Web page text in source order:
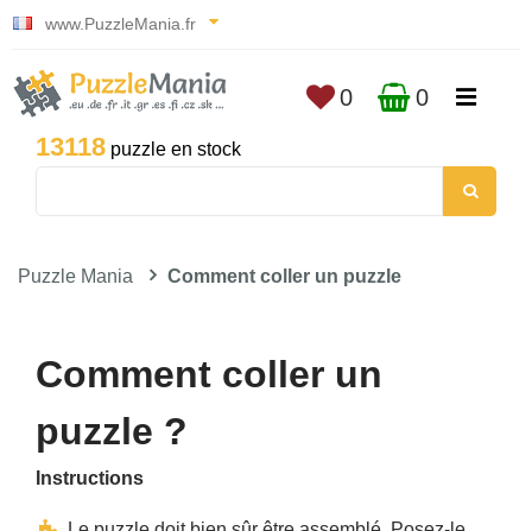
www.PuzzleMania.fr
13118 puzzle en stock
0 0
Puzzle Mania Comment coller un puzzle
Comment coller un
puzzle ?
Instructions